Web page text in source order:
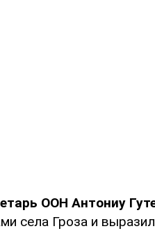
ООН Антониу
села Гроза и